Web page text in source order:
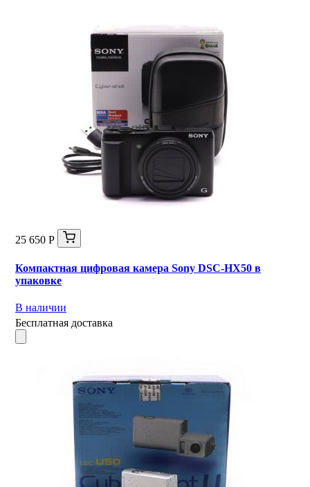
25 650 Р
Компактная цифровая камера Sony DSC-HX50 в
упаковке
В наличии
Бесплатная доставка